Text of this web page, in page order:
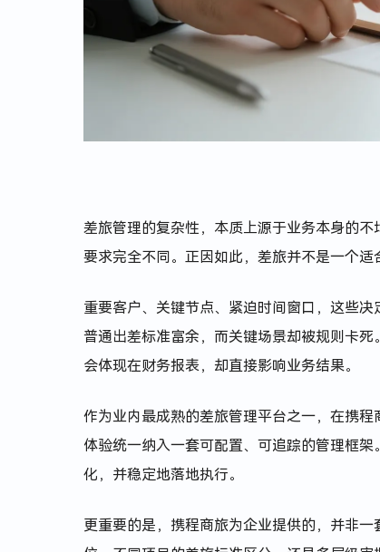
差旅管理的复杂性，本质上源于业务本身的
要求完全不同。正因如此，差旅并不是一个适
重要客户、关键节点、紧迫时间窗口，这些
普通出差标准富余，而关键场景却被规则卡
会体现在财务报表，却直接影响业务结果。
作为业内最成熟的差旅管理平台之一，在携
体验统一纳入一套可配置、可追踪的管理框
化，并稳定地落地执行。
更重要的是，携程商旅为企业提供的，并非